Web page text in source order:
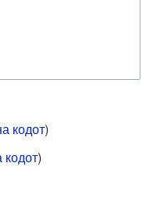
кодот)
кодот)